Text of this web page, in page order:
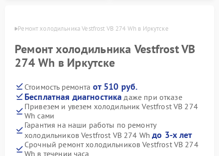
Ремонт холодильника Vestfrost VB 274 Wh в Иркутске
Ремонт холодильника Vestfrost VB
274 Wh в Иркутске
Стоимость ремонта от 510 руб.
Бесплатная диагностика даже при отказе
Привезем и увезем холодильник Vestfrost VB 274
Wh сами
Гарантия на наши работы по ремонту
холодильников Vestfrost VB 274 Whдо 3-х лет
Срочный ремонт холодильников Vestfrost VB 274
Wh в течении часа